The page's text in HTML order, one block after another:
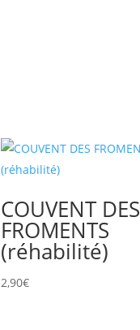
COUVENT DES
FROMENTS
(réhabilité)
2,90€